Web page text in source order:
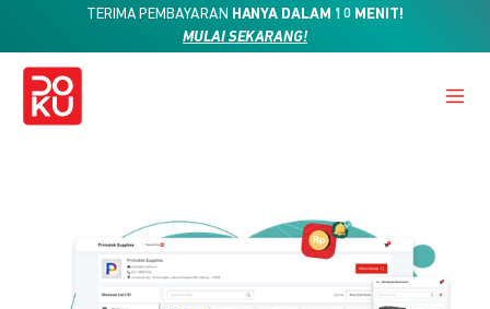
TERIMA PEMBAYARAN HANYA DALAM 10 MENIT!
MULAI SEKARANG!